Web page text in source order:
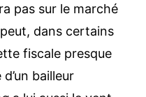
pas sur le marché
peut, dans certains
fiscale presque
bailleur